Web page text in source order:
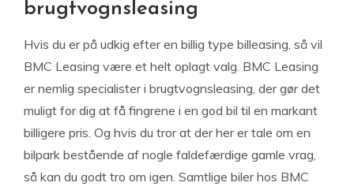
brugtvognsleasing
Hvis du er på udkig efter en billig type billeasing, så vil
BMC Leasing være et helt oplagt valg. BMC Leasing
er nemlig specialister i brugtvognsleasing, der gør det
muligt for dig at få fingrene i en god bil til en markant
billigere pris. Og hvis du tror at der her er tale om en
bilpark bestående af nogle faldefærdige gamle vrag,
så kan du godt tro om igen. Samtlige biler hos BMC